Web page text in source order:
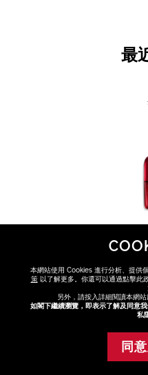
最
本網站使用 Cookies 進行分析、提供
策以了解更多。你還可以通過點擊此
另外，請按入詳細閱讀本網
如閣下繼續瀏覽，即表示了解及同意
私
同